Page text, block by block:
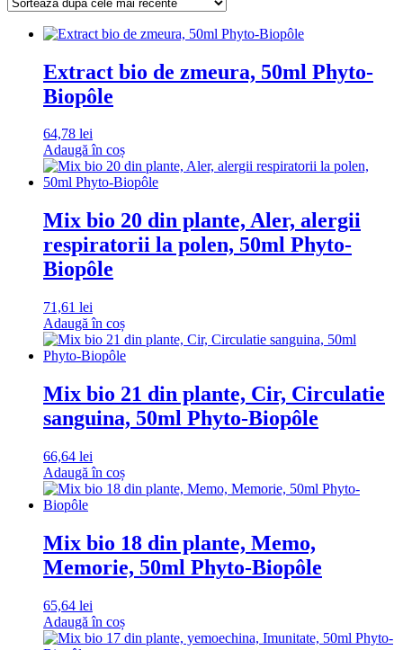
recente
Extract bio de zmeura, 50ml Phyto-
Biopôle
64,78 lei
Adaugă în coș
Mix bio 20 din plante, Aler, alergii
respiratorii la polen, 50ml Phyto-
Biopôle
71,61 lei
Adaugă în coș
Mix bio 21 din plante, Cir, Circulatie
sanguina, 50ml Phyto-Biopôle
66,64 lei
Adaugă în coș
Mix bio 18 din plante, Memo,
Memorie, 50ml Phyto-Biopôle
65,64 lei
Adaugă în coș